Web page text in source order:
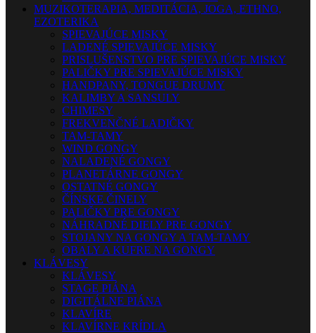
MUZIKOTERAPIA, MEDITÁCIA, JOGA, ETHNO,
EZOTERIKA
SPIEVAJÚCE MISKY
LADENÉ SPIEVAJÚCE MISKY
PRISLUŠENSTVO PRE SPIEVAJÚCE MISKY
PALIČKY PRE SPIEVAJÚCE MISKY
HANDPANY, TONGUE DRUMY
KALIMBY A SANSULY
CHIMESY
FREKVENČNÉ LADIČKY
TAM-TAMY
WIND GONGY
NALADENÉ GONGY
PLANETÁRNE GONGY
OSTATNÉ GONGY
ČÍNSKE ČINELY
PALIČKY PRE GONGY
NÁHRADNÉ DIELY PRE GONGY
STOJANY NA GONGY A TAM-TAMY
OBALY A KUFRE NA GONGY
KLÁVESY
KLÁVESY
STAGE PIÁNA
DIGITÁLNE PIÁNA
KLAVÍRE
KLAVÍRNE KRÍDLA